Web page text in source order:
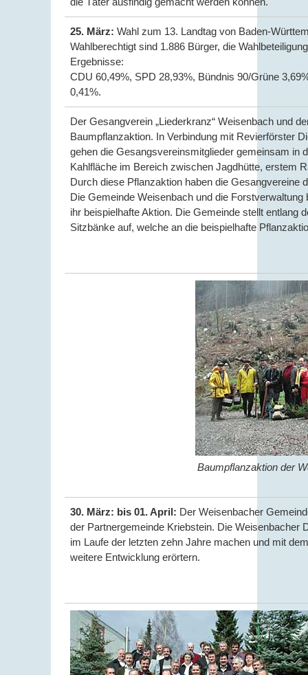
25. März: Wahl zum 13. Landtag von Baden-
Wahlberechtigt sind 1.886 Bürger, die
Ergebnisse:
CDU 60,49%, SPD 28,93%, Bündnis 90/Grüne
0,41%.
Der Gesangverein „Liederkranz“ Weisenbach und
Baumpflanzaktion. In Verbindung mit Revierförster
gehen die Gesangsvereinsmitglieder gemeinsam in
Kahlfläche im Bereich zwischen Jagdhütte, erstem
Durch diese Pflanzaktion haben die Gesangvereine
Die Gemeinde Weisenbach und die
ihr beispielhafte Aktion. Die Gemeinde stellt entlang
Sitzbänke auf, welche an die beispielhafte
Baumpflanzaktion der
30. März: bis 01. April: Der Weisenbacher
der Partnergemeinde Kriebstein. Die Weisenbacher
im Laufe der letzten zehn Jahre machen und mit
weitere Entwicklung erörtern.